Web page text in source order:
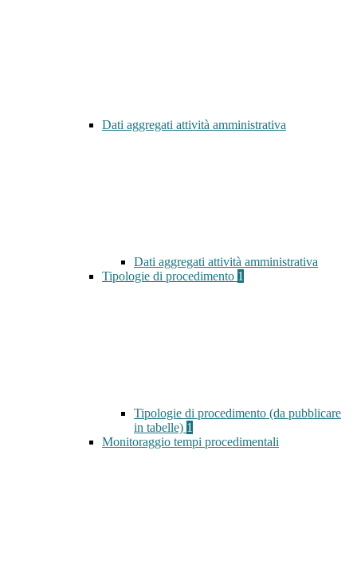
Dati aggregati attività amministrativa
Dati aggregati attività amministrativa
Tipologie di procedimento 1
Tipologie di procedimento (da pubblicare
in tabelle) 1
Monitoraggio tempi procedimentali